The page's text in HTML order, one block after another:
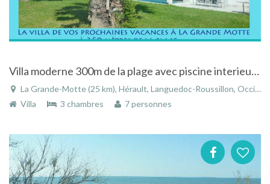
Villa moderne 300m de la plage avec piscine interieure chauffee
La Grande-Motte (25 km), Hérault, Languedoc-Roussillon, Occitanie, France
Villa
3 chambres 7 personnes